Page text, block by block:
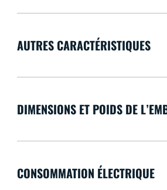
AUTRES CARACTÉRISTIQUES
DIMENSIONS ET POIDS DE
CONSOMMATION ÉLECTRIQUE